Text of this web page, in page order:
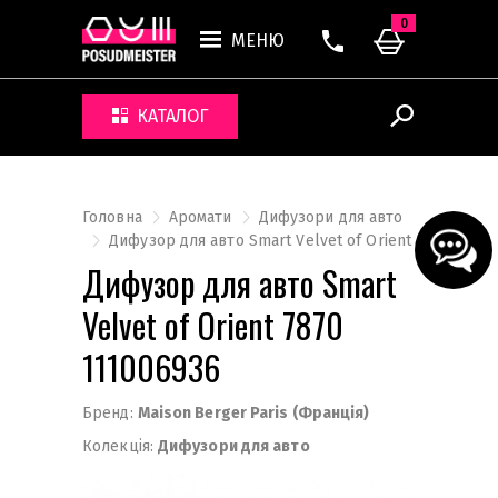
МЕНЮ
КАТАЛОГ
0
Головна Аромати
Дифузори для авто
Дифузор для авто Smart Velvet of Orient
Дифузор для авто Smart
Velvet of Orient 7870
111006936
Бренд: Maison Berger Paris (Франція)
Колекція: Дифузори для авто